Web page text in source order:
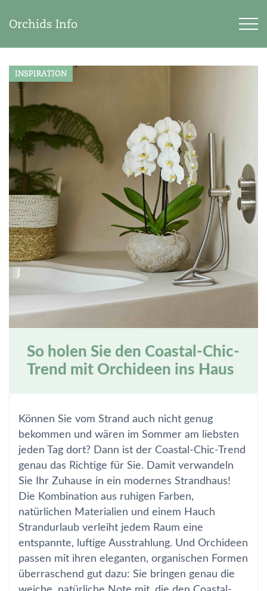
Orchids Info
INSPIRATION
So holen Sie den Coastal-Chic-
Trend mit Orchideen ins Haus
Können Sie vom Strand auch nicht genug
bekommen und wären im Sommer am liebsten
jeden Tag dort? Dann ist der Coastal-Chic-Trend
genau das Richtige für Sie. Damit verwandeln
Sie Ihr Zuhause in ein modernes Strandhaus!
Die Kombination aus ruhigen Farben,
natürlichen Materialien und einem Hauch
Strandurlaub verleiht jedem Raum eine
entspannte, luftige Ausstrahlung. Und Orchideen
passen mit ihren eleganten, organischen Formen
überraschend gut dazu: Sie bringen genau die